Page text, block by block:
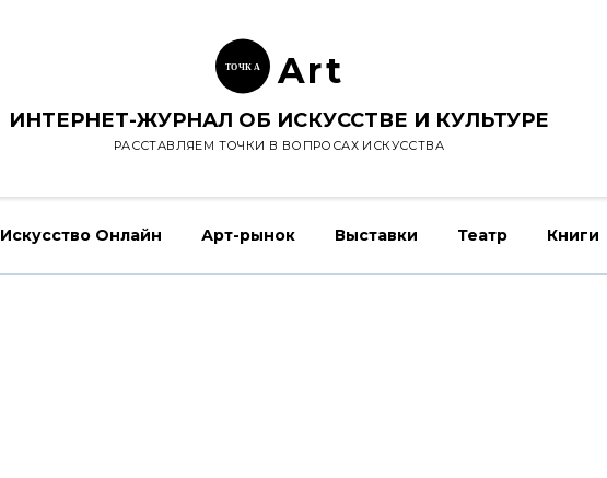
ТОЧК А Art
ИНТЕРНЕТ-ЖУРНАЛ ОБ ИСКУССТВЕ И КУЛЬТУРЕ
РАССТАВЛЯЕМ ТОЧКИ В ВОПРОСАХ ИСКУССТВА
Искусство Онлайн Арт-рынок Выставки Театр Книги